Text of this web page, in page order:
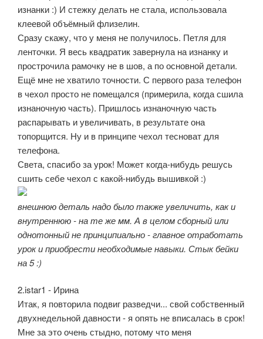
изнанки :) И стежку делать не стала, использовала
клеевой объёмный флизелин.
Сразу скажу, что у меня не получилось. Петля для
ленточки. Я весь квадратик завернула на изнанку и
прострочила рамочку не в шов, а по основной детали.
Ещё мне не хватило точности. С первого раза телефон
в чехол просто не помещался (примерила, когда сшила
изнаночную часть). Пришлось изнаночную часть
распарывать и увеличивать, в результате она
топорщится. Ну и в принципе чехол тесноват для
телефона.
Света, спасибо за урок! Может когда-нибудь решусь
сшить себе чехол с какой-нибудь вышивкой :)
внешнюю деталь надо было также увеличить, как и
внутреннюю - на те же мм. А в целом сборный или
однотонный не принципиально - главное отработать
урок и приобрести необходимые навыки. Стык бейки
на 5 :)
2.istar1 - Ирина
Итак, я повторила подвиг разведчи... свой собственный
двухнедельной давности - я опять не вписалась в срок!
Мне за это очень стыдно, потому что меня